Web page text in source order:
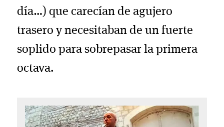
día…) que carecían de agujero
trasero y necesitaban de un fuerte
soplido para sobrepasar la primera
octava.